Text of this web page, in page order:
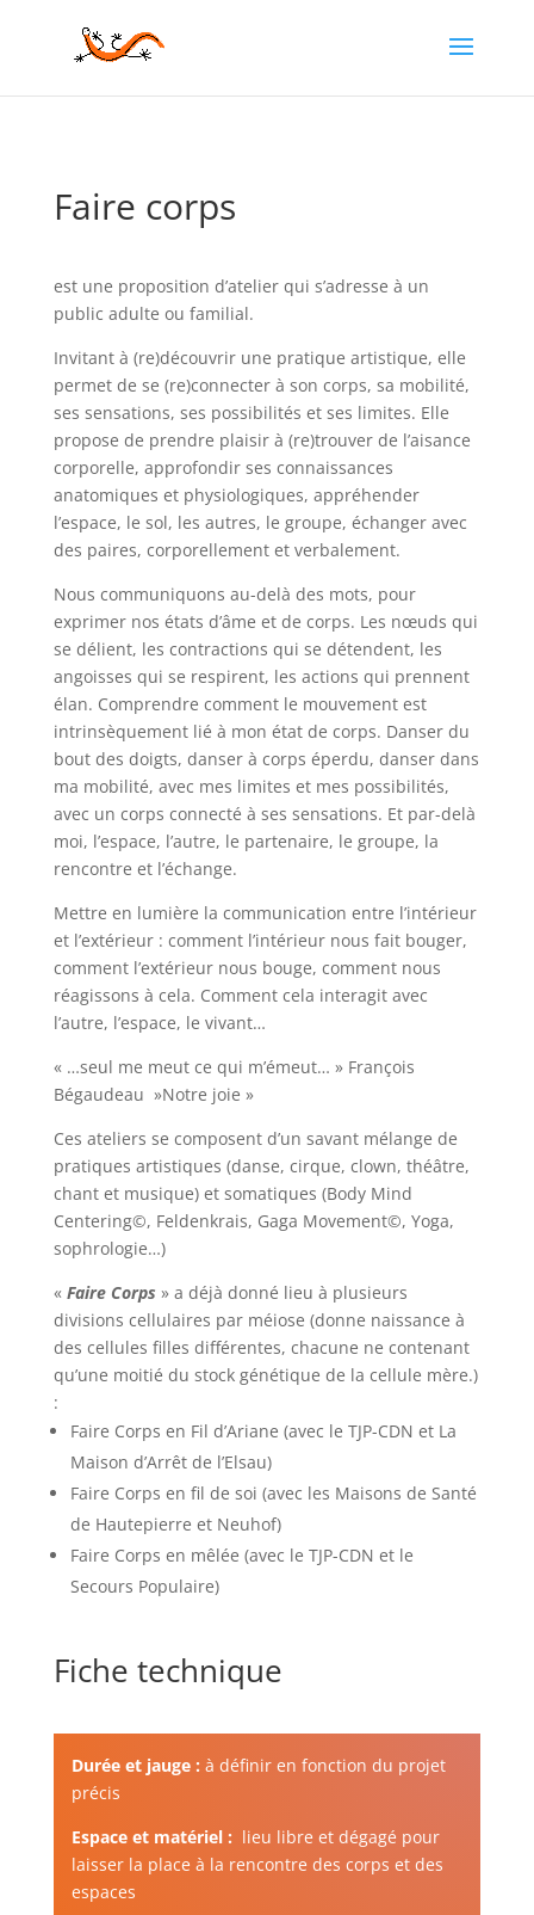
Faire corps
est une proposition d’atelier qui s’adresse à un
public adulte ou familial.
Invitant à (re)découvrir une pratique artistique, elle
permet de se (re)connecter à son corps, sa mobilité,
ses sensations, ses possibilités et ses limites. Elle
propose de prendre plaisir à (re)trouver de l’aisance
corporelle, approfondir ses connaissances
anatomiques et physiologiques, appréhender
l’espace, le sol, les autres, le groupe, échanger avec
des paires, corporellement et verbalement.
Nous communiquons au-delà des mots, pour
exprimer nos états d’âme et de corps. Les nœuds qui
se délient, les contractions qui se détendent, les
angoisses qui se respirent, les actions qui prennent
élan. Comprendre comment le mouvement est
intrinsèquement lié à mon état de corps. Danser du
bout des doigts, danser à corps éperdu, danser dans
ma mobilité, avec mes limites et mes possibilités,
avec un corps connecté à ses sensations. Et par-delà
moi, l’espace, l’autre, le partenaire, le groupe, la
rencontre et l’échange.
Mettre en lumière la communication entre l’intérieur
et l’extérieur : comment l’intérieur nous fait bouger,
comment l’extérieur nous bouge, comment nous
réagissons à cela. Comment cela interagit avec
l’autre, l’espace, le vivant…
« …seul me meut ce qui m’émeut… » François
Bégaudeau »Notre joie »
Ces ateliers se composent d’un savant mélange de
pratiques artistiques (danse, cirque, clown, théâtre,
chant et musique) et somatiques (Body Mind
Centering©, Feldenkrais, Gaga Movement©, Yoga,
sophrologie…)
« Faire Corps » a déjà donné lieu à plusieurs
divisions cellulaires par méiose (donne naissance à
des cellules filles différentes, chacune ne contenant
qu’une moitié du stock génétique de la cellule mère.)
:
Faire Corps en Fil d’Ariane (avec le TJP-CDN et La
Maison d’Arrêt de l’Elsau)
Faire Corps en fil de soi (avec les Maisons de Santé
de Hautepierre et Neuhof)
Faire Corps en mêlée (avec le TJP-CDN et le
Secours Populaire)
Fiche technique
Durée et jauge : à définir en fonction du projet
précis
Espace et matériel : lieu libre et dégagé pour
laisser la place à la rencontre des corps et des
espaces